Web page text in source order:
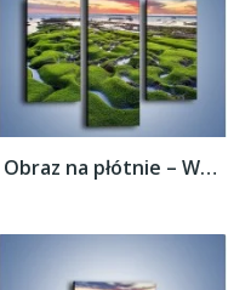
Obraz na płótnie – Woda w nierównym...